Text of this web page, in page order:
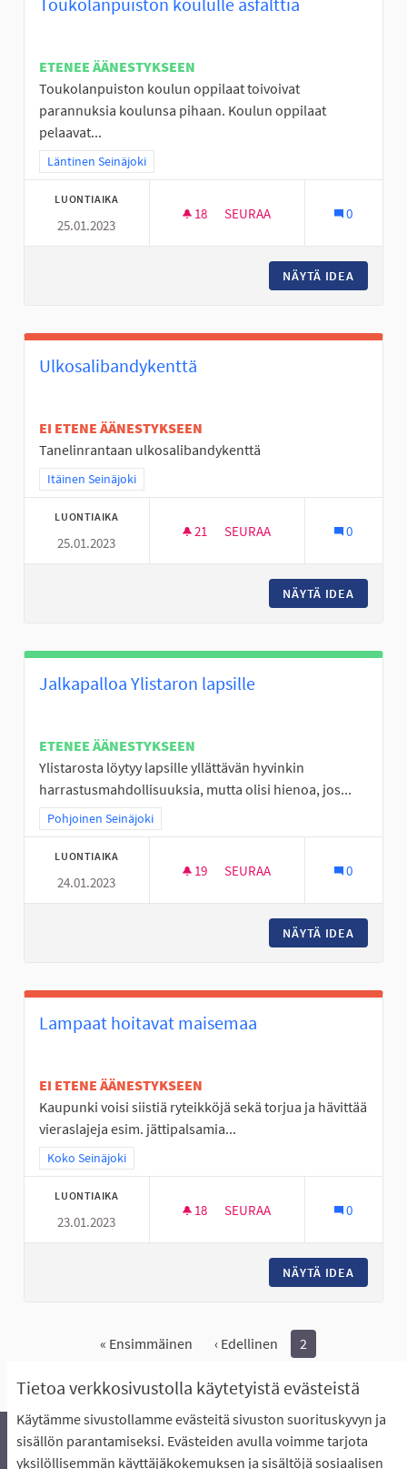
Tietoa verkkosivustolla käytetyistä evästeistä
Käytämme sivustollamme evästeitä sivuston suorituskyvyn ja
sisällön parantamiseksi. Evästeiden avulla voimme tarjota
yksilöllisemmän käyttäjäkokemuksen ja sisältöjä sosiaalisen
ETENEE ÄÄNESTYKSEEN
Toukolanpuiston koulun oppilaat toivoivat
parannuksia koulunsa pihaan. Koulun oppilaat
pelaavat...
Rajaa tulokset teeman mukaan: Läntinen Seinäjoki
Läntinen Seinäjoki
LUONTIAIKA
25.01.2023
18 18 SEURAAJAA
SEURAA 0
NÄYTÄ IDEA
Ulkosalibandykenttä
EI ETENE ÄÄNESTYKSEEN
Tanelinrantaan ulkosalibandykenttä
Rajaa tulokset teeman mukaan: Itäinen Seinäjoki
Itäinen Seinäjoki
LUONTIAIKA
25.01.2023
21 21 SEURAAJAA
SEURAA 0
NÄYTÄ IDEA
Jalkapalloa Ylistaron lapsille
ETENEE ÄÄNESTYKSEEN
Ylistarosta löytyy lapsille yllättävän hyvinkin
harrastusmahdollisuuksia, mutta olisi hienoa, jos...
Rajaa tulokset teeman mukaan: Pohjoinen Seinäjoki
Pohjoinen Seinäjoki
LUONTIAIKA
24.01.2023
19 19 SEURAAJAA
SEURAA 0
NÄYTÄ IDEA
Lampaat hoitavat maisemaa
EI ETENE ÄÄNESTYKSEEN
Kaupunki voisi siistiä ryteikköjä sekä torjua ja hävittää
vieraslajeja esim. jättipalsamia...
Rajaa tulokset teeman mukaan: Koko Seinäjoki
Koko Seinäjoki
LUONTIAIKA
23.01.2023
18 18 SEURAAJAA
SEURAA 0
NÄYTÄ IDEA
« Ensimmäinen ‹ Edellinen 2
Näytä kaikki peruutetut ideat